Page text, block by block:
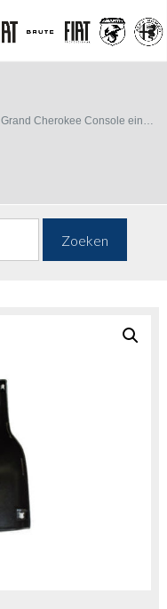
Grand Cherokee Console eind kap
Zoeken